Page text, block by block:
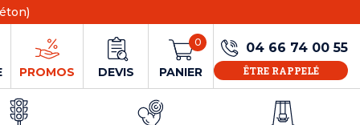
PROMOS DEVIS PANIER
0 04 66 74 00 55
ÊTRE RAPPELÉ